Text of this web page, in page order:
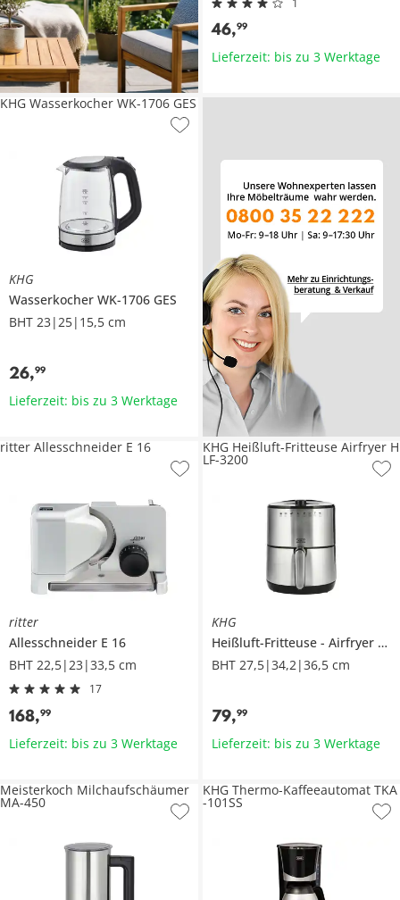
1
46,99
Lieferzeit: bis zu 3 Werktage
KHG
Wasserkocher WK-1706 GES
BHT 23|25|15,5 cm
26,99
KHG Wasserkocher WK-1706 GES
Lieferzeit: bis zu 3 Werktage
ritter
Allesschneider E 16
BHT 22,5|23|33,5 cm
17
168,99
ritter Allesschneider E 16
Lieferzeit: bis zu 3 Werktage
KHG
Heißluft-Fritteuse
Airfryer
BHT 27,5|34,2|36,5 cm
79,99
KHG Heißluft-Fritteuse Airfryer H
LF-3200
Lieferzeit: bis zu 3 Werktage
Meisterkoch Milchaufschäumer
MA-450
KHG Thermo-Kaffeeautomat TKA
-101SS